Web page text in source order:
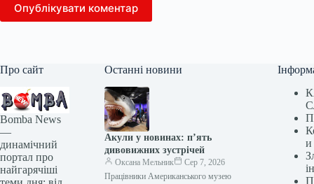
Опублікувати коментар
Про сайт
Bomba News
—
динамічний
портал про
найгарячіші
Останні новини
Акули у новинах: п’ять
дивовижних зустрічей
Оксана Мельник
Сер 7, 2026
Працівники Американського музею
и